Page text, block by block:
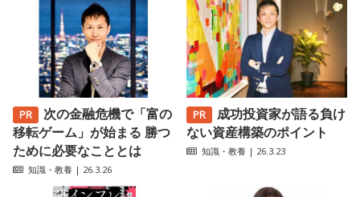
次の金融危機で「富の
移転ゲーム」が始まる 勝つ
ために必要なこととは
知識・教養 | 26.3.26
成功投資家が語る負け
ない資産構築のポイント
知識・教養 | 26.3.23